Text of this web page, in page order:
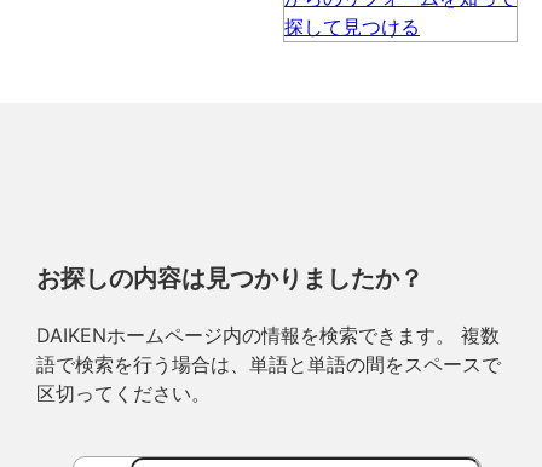
お探しの内容は見つかりましたか？
DAIKENホームページ内の情報を検索できます。 複数
語で検索を行う場合は、単語と単語の間をスペースで
区切ってください。